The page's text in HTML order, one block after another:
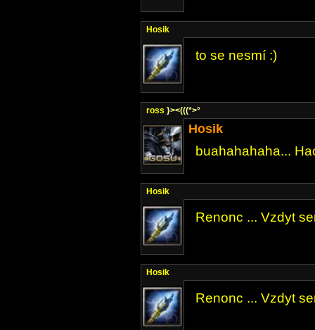
Hosik
to se nesmí :)
ross }><(((*>°
Hosik
buahahahaha...
Hosik
Renonc ... Vzdyt
Hosik
Renonc ... Vzdyt